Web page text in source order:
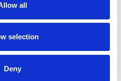
all
selection
Deny